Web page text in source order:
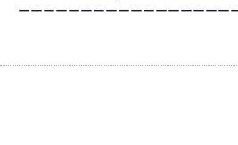
ーーーーーーーーーーーーーーーーー